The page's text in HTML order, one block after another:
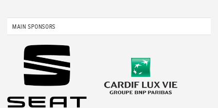
MAIN SPONSORS